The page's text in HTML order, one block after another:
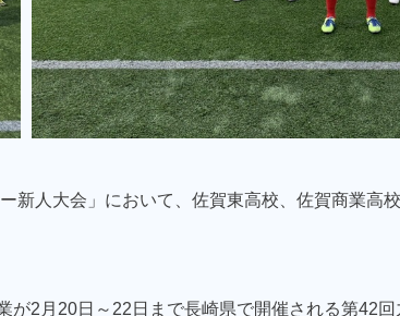
新人大会」において、佐賀東高校、佐賀商業高
2月20日～22日まで長崎県で開催される第42